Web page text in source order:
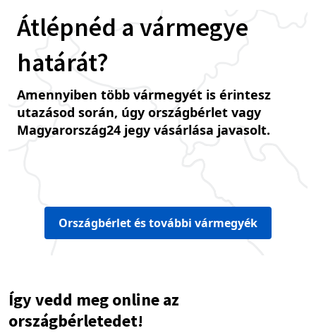
Átlépnéd a vármegye
határát?
Amennyiben több vármegyét is érintesz
utazásod során, úgy országbérlet vagy
Magyarország24 jegy vásárlása javasolt.
Országbérlet és további vármegyék
Így vedd meg online az
országbérletedet!